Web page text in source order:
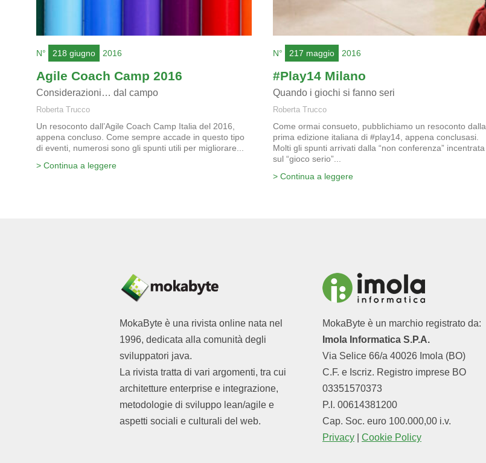
N° 218 giugno 2016
Agile Coach Camp 2016
Considerazioni… dal campo
Roberta Trucco
Un resoconto dall’Agile Coach Camp Italia del 2016,
appena concluso. Come sempre accade in questo tipo
di eventi, numerosi sono gli spunti utili per migliorare...
> Continua a leggere
N° 217 maggio 2016
#Play14 Milano
Quando i giochi si fanno seri
Roberta Trucco
Come ormai consueto, pubblichiamo un resoconto dalla
prima edizione italiana di #play14, appena conclusasi.
Molti gli spunti arrivati dalla “non conferenza” incentrata
sul “gioco serio”...
> Continua a leggere
MokaByte è una rivista online nata nel
1996, dedicata alla comunità degli
sviluppatori java.
La rivista tratta di vari argomenti, tra cui
architetture enterprise e integrazione,
metodologie di sviluppo lean/agile e
aspetti sociali e culturali del web.
MokaByte è un marchio registrato da:
Imola Informatica S.P.A.
Via Selice 66/a 40026 Imola (BO)
C.F. e Iscriz. Registro imprese BO
03351570373
P.I. 00614381200
Cap. Soc. euro 100.000,00 i.v.
Privacy
Cookie Policy